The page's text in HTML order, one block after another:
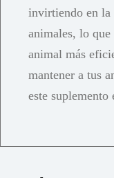
invirtiendo en la
animales, lo que
animal más
mantener a tus
este suplemento